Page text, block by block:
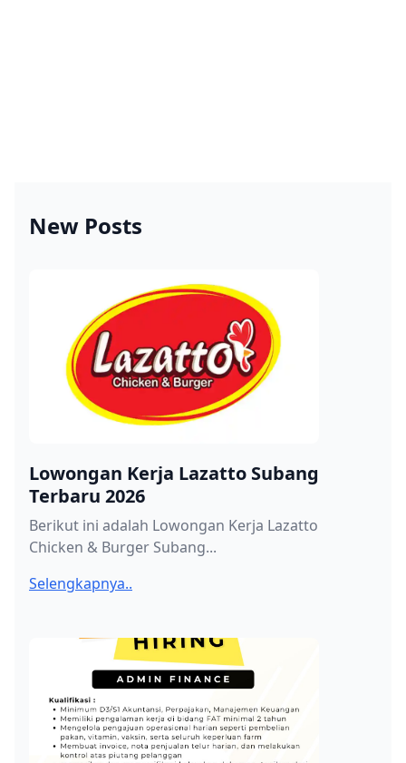
New Posts
Lowongan Kerja Lazatto Subang
Terbaru 2026
Berikut ini adalah Lowongan Kerja Lazatto
Chicken & Burger Subang...
Selengkapnya..